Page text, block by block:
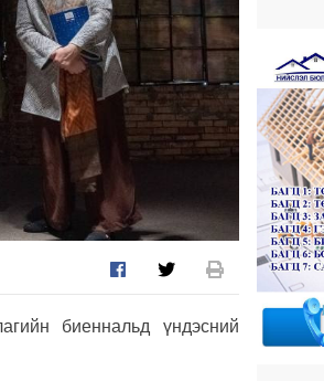
биеннальд үндэсний